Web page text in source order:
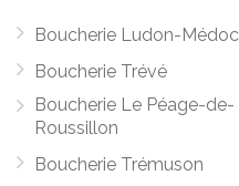
Boucherie Ludon-Médoc
Boucherie Trévé
Boucherie Le Péage-de-
Roussillon
Boucherie Trémuson